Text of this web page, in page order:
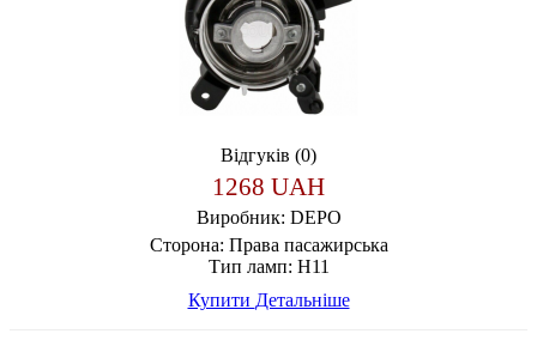
Відгуків (0)
1268 UAH
Виробник: DEPO
Сторона: Права пасажирська
Тип ламп: H11
Купити Детальніше